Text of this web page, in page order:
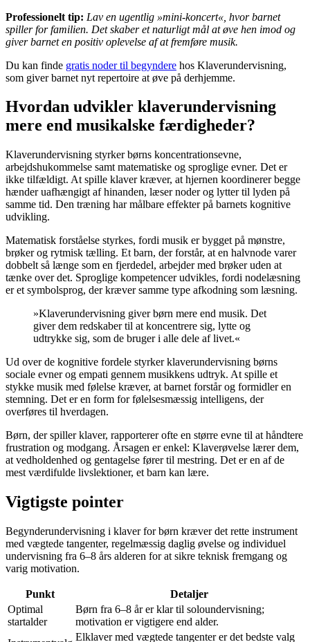
Professionelt tip: Lav en ugentlig »mini-koncert«, hvor barnet
spiller for familien. Det skaber et naturligt mål at øve hen imod og
giver barnet en positiv oplevelse af at fremføre musik.
Du kan finde gratis noder til begyndere hos Klaverundervisning,
som giver barnet nyt repertoire at øve på derhjemme.
Hvordan udvikler klaverundervisning
mere end musikalske færdigheder?
Klaverundervisning styrker børns koncentrationsevne,
arbejdshukommelse samt matematiske og sproglige evner. Det er
ikke tilfældigt. At spille klaver kræver, at hjernen koordinerer begge
hænder uafhængigt af hinanden, læser noder og lytter til lyden på
samme tid. Den træning har målbare effekter på barnets kognitive
udvikling.
Matematisk forståelse styrkes, fordi musik er bygget på mønstre,
brøker og rytmisk tælling. Et barn, der forstår, at en halvnode varer
dobbelt så længe som en fjerdedel, arbejder med brøker uden at
tænke over det. Sproglige kompetencer udvikles, fordi nodelæsning
er et symbolsprog, der kræver samme type afkodning som læsning.
»Klaverundervisning giver børn mere end musik. Det
giver dem redskaber til at koncentrere sig, lytte og
udtrykke sig, som de bruger i alle dele af livet.«
Ud over de kognitive fordele styrker klaverundervisning børns
sociale evner og empati gennem musikkens udtryk. At spille et
stykke musik med følelse kræver, at barnet forstår og formidler en
stemning. Det er en form for følelsesmæssig intelligens, der
overføres til hverdagen.
Børn, der spiller klaver, rapporterer ofte en større evne til at håndtere
frustration og modgang. Årsagen er enkel: Klaverøvelse lærer dem,
at vedholdenhed og gentagelse fører til mestring. Det er en af de
mest værdifulde livslektioner, et barn kan lære.
Vigtigste pointer
Begynderundervisning i klaver for børn kræver det rette instrument
med vægtede tangenter, regelmæssig daglig øvelse og individuel
undervisning fra 6–8 års alderen for at sikre teknisk fremgang og
varig motivation.
Punkt
Detaljer
Optimal
startalder
Børn fra 6–8 år er klar til soloundervisning;
motivation er vigtigere end alder.
Elklaver med vægtede tangenter er det bedste valg